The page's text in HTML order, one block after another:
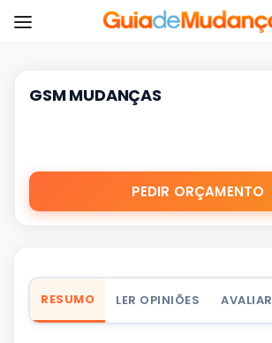
GSM MUDANÇAS
PEDIR ORÇAMENTO
RESUMO LER OPINIÕES AVALIAR